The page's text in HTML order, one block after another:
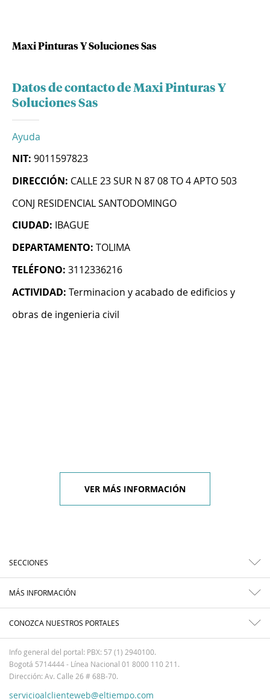
Maxi Pinturas Y Soluciones Sas
Datos de contacto de Maxi Pinturas Y
Soluciones Sas
Ayuda
NIT: 9011597823
DIRECCIÓN: CALLE 23 SUR N 87 08 TO 4 APTO 503
CONJ RESIDENCIAL SANTODOMINGO
CIUDAD: IBAGUE
DEPARTAMENTO: TOLIMA
TELÉFONO: 3112336216
ACTIVIDAD: Terminacion y acabado de edificios y
obras de ingenieria civil
VER MÁS INFORMACIÓN
SECCIONES
MÁS INFORMACIÓN
CONOZCA NUESTROS PORTALES
Info general del portal: PBX: 57 (1) 2940100.
Bogotá 5714444 - Línea Nacional 01 8000 110 211.
Dirección: Av. Calle 26 # 68B-70.
servicioalclienteweb@eltiempo.com